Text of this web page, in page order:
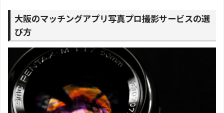
大阪のマッチングアプリ写真プロ撮影サービスの選
び方